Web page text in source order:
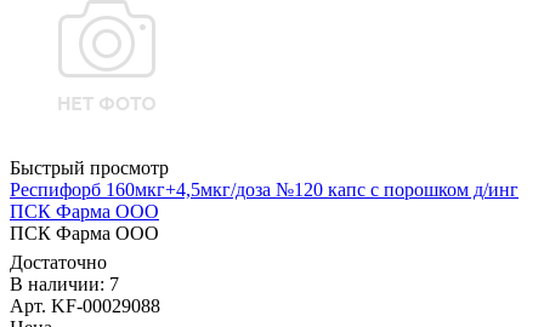
Быстрый просмотр
Респифорб 160мкг+4,5мкг/доза №120 капс с порошком д/инг
ПСК Фарма ООО
ПСК Фарма ООО
Достаточно
В наличии: 7
Арт. KF-00029088